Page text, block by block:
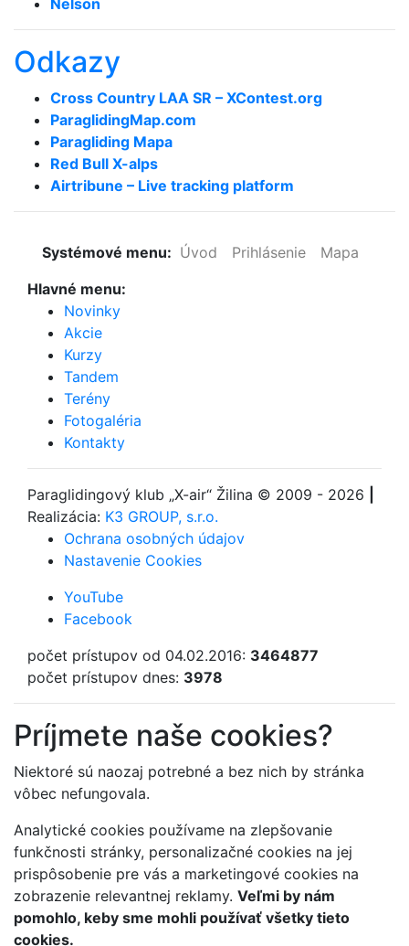
Odkazy
Cross Country LAA SR – XContest.org
ParaglidingMap­.com
Paragliding Mapa
Red Bull X-alps
Airtribune – Live tracking platform
Systémové menu: Úvod Prihlásenie
Mapa
Hlavné menu:
Novinky
Akcie
Kurzy
Tandem
Terény
Fotogaléria
Kontakty
Paraglidingový klub „X-air“ Žilina © 2009 - 2026
Realizácia: K3 GROUP, s.r.o.
Ochrana osobných údajov
Nastavenie Cookies
YouTube
Facebook
počet prístupov od 04.02.2016: 3464877
počet prístupov dnes: 3978
Príjmete naše cookies?
Niektoré sú naozaj potrebné a bez nich by stránka
vôbec nefungovala.
Analytické cookies používame na zlepšovanie
funkčnosti stránky, personalizačné cookies na jej
prispôsobenie pre vás a marketingové cookies na
zobrazenie relevantnej reklamy. Veľmi by nám
pomohlo, keby sme mohli používať všetky tieto
cookies.